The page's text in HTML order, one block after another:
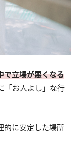
で立場が悪くなる
「お人よし」な行
的に安定した場所